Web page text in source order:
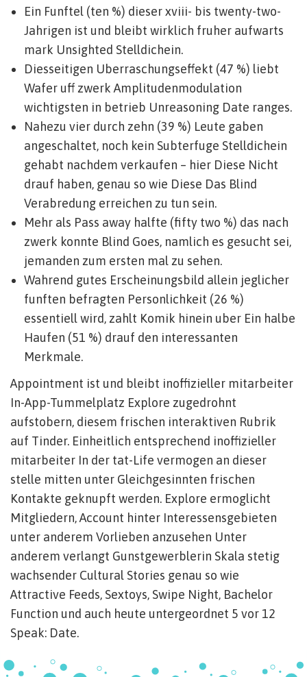
Ein Funftel (ten %) dieser xviii- bis twenty-two-
Jahrigen ist und bleibt wirklich fruher aufwarts
mark Unsighted Stelldichein.
Diesseitigen Uberraschungseffekt (47 %) liebt
Wafer uff zwerk Amplitudenmodulation
wichtigsten in betrieb Unreasoning Date ranges.
Nahezu vier durch zehn (39 %) Leute gaben
angeschaltet, noch kein Subterfuge Stelldichein
gehabt nachdem verkaufen – hier Diese Nicht
drauf haben, genau so wie Diese Das Blind
Verabredung erreichen zu tun sein.
Mehr als Pass away halfte (fifty two %) das nach
zwerk konnte Blind Goes, namlich es gesucht sei,
jemanden zum ersten mal zu sehen.
Wahrend gutes Erscheinungsbild allein jeglicher
funften befragten Personlichkeit (26 %)
essentiell wird, zahlt Komik hinein uber Ein halbe
Haufen (51 %) drauf den interessanten
Merkmale.
Appointment ist und bleibt inoffizieller mitarbeiter
In-App-Tummelplatz Explore zugedrohnt
aufstobern, diesem frischen interaktiven Rubrik
auf Tinder. Einheitlich entsprechend inoffizieller
mitarbeiter In der tat-Life vermogen an dieser
stelle mitten unter Gleichgesinnten frischen
Kontakte geknupft werden. Explore ermoglicht
Mitgliedern, Account hinter Interessensgebieten
unter anderem Vorlieben anzusehen Unter
anderem verlangt Gunstgewerblerin Skala stetig
wachsender Cultural Stories genau so wie
Attractive Feeds, Sextoys, Swipe Night, Bachelor
Function und auch heute untergeordnet 5 vor 12
Speak: Date.